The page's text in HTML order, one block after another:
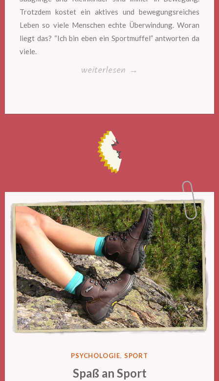
Trotzdem kostet ein aktives und bewegungsreiches
Leben so viele Menschen echte Überwindung. Woran
liegt das? “Ich bin eben ein Sportmuffel” antworten da
viele.
„Sportmuffel
nicht!“
weiterlesen →
VERÖFFENTLICHT
PSYCHOLOGIE, SPORT
Spaß an Sport